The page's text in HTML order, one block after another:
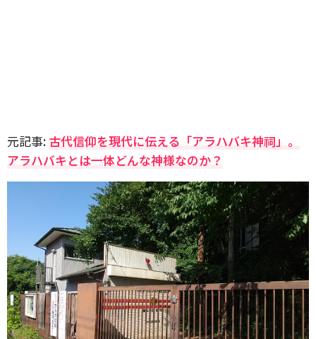
元記事: 古代信仰を現代に伝える「アラハバキ神祠」。
アラハバキとは一体どんな神様なのか？